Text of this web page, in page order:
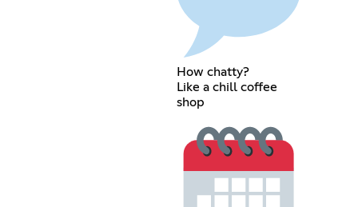
How chatty?
Like a chill coffee
shop